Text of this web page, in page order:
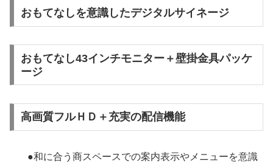
おもてなしを意識したデジタルサイネージ
おもてなし43インチモニター＋壁掛金具パッケ
ージ
高画質フルＨＤ＋充実の配信機能
●和に合う商スペースでの案内表示やメニューを意識